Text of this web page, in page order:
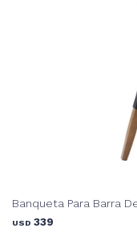
Banqueta Para Barra
USD 339